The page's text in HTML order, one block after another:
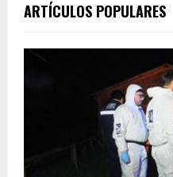
ARTÍCULOS POPULARES